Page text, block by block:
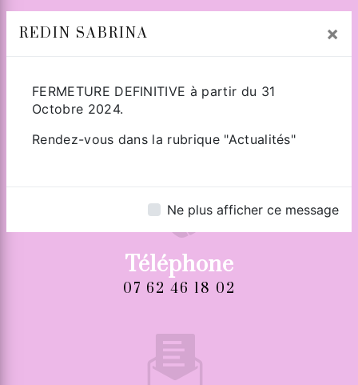
REDIN SABRINA ×
FERMETURE DEFINITIVE à partir du 31
Octobre 2024.
Rendez-vous dans la rubrique "Actualités"
Ne plus afficher ce message
Adresse
Zone Industrielle de Tiercelet
54190 TIERCELET
Téléphone
07 62 46 18 02